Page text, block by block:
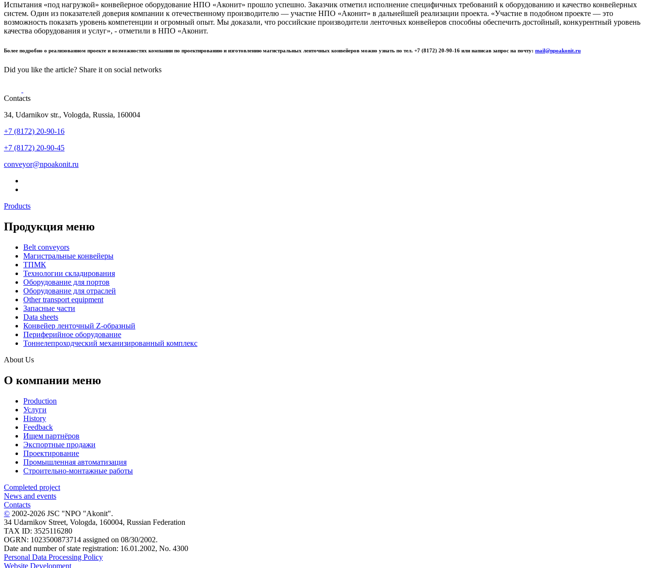
Испытания «под нагрузкой» конвейерное оборудование НПО «Аконит» прошло успешно. Заказчик отметил исполнение специфичных требований к оборудованию и качество конвейерных
систем. Один из показателей доверия компании к отечественному производителю — участие НПО «Аконит» в дальнейшей реализации проекта. «Участие в подобном проекте — это
возможность показать уровень компетенции и огромный опыт. Мы доказали, что российские производители ленточных конвейеров способны обеспечить достойный, конкурентный уровень
качества оборудования и услуг», - отметили в НПО «Аконит.
Более подробно о реализованном проекте и возможностях компании по проектированию и изготовлению магистральных ленточных конвейеров можно узнать по тел. +7 (8172) 20-90-16 или написав запрос на почту: mail@npoakonit.ru
Did you like the article? Share it on social networks
Contacts
34, Udarnikov str., Vologda, Russia, 160004
+7 (8172) 20-90-16
+7 (8172) 20-90-45
conveyor@npoakonit.ru
Products
Продукция меню
Belt conveyors
Магистральные конвейеры
ТПМК
Технологии складирования
Оборудование для портов
Оборудование для отраслей
Other transport equipment
Запасные части
Data sheets
Конвейер ленточный Z-образный
Периферийное оборудование
Тоннелепроходческий механизированный комплекс
About Us
О компании меню
Production
Услуги
History
Feedback
Ищем партнёров
Экспортные продажи
Проектирование
Промышленная автоматизация
Строительно-монтажные работы
Completed project
News and events
Contacts
© 2002-2026 JSC "NPO "Akonit".
34 Udarnikov Street, Vologda, 160004, Russian Federation
TAX ID: 3525116280
OGRN: 1023500873714 assigned on 08/30/2002.
Date and number of state registration: 16.01.2002, No. 4300
Personal Data Processing Policy
Website Development